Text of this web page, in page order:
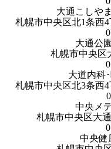
大通こしや
札幌市中央区北1条西
大通公
札幌市中央区
大道内科
札幌市中央区北3条西
中央メ
札幌市中央区大
中央健